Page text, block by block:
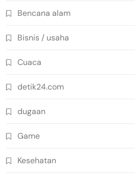
Bencana alam
Bisnis / usaha
Cuaca
detik24.com
dugaan
Game
Kesehatan